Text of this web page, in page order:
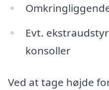
Evt.
konsoller
Ved at tage højde